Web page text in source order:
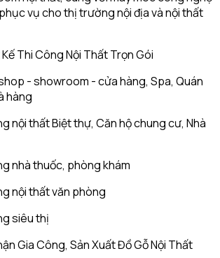
vụ cho thị trường nội địa và nội thất
Thi Công Nội Thất Trọn Gói
- showroom - cửa hàng, Spa, Quán
hàng
nội thất Biệt thự, Căn hộ chung cư, Nhà
nhà thuốc, phòng khám
nội thất văn phòng
siêu thị
Gia Công, Sản Xuất Đồ Gỗ Nội Thất